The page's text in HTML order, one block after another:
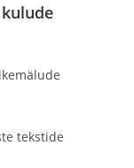
tekstide